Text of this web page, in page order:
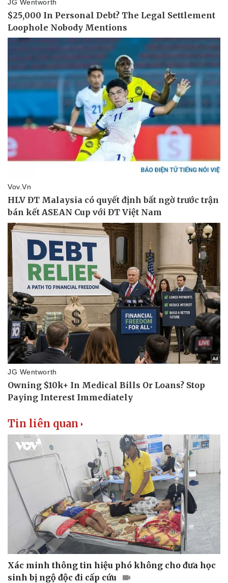
Vụ án
Tư vấn luật
Quân sự - Quốc phòng
Vũ khí
Việt Nam
Phân tích
Tin liên quan
Xác minh thông tin hiệu phó không cho đưa học
sinh bị ngộ độc đi cấp cứu